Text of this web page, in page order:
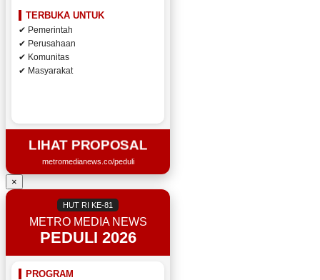
TERBUKA UNTUK
✔ Pemerintah
✔ Perusahaan
✔ Komunitas
✔ Masyarakat
LIHAT PROPOSAL
metromedianews.co/peduli
×
HUT RI KE-81
METRO MEDIA NEWS
PEDULI 2026
PROGRAM